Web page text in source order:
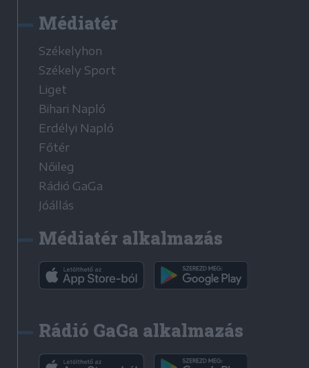
Médiatér
Székelyhon
Székely Sport
Liget
Bihari Napló
Erdélyi Napló
Főtér
Nőileg
Rádió GaGa
Jóállás
Médiatér alkalmazás
Rádió GaGa alkalmazás